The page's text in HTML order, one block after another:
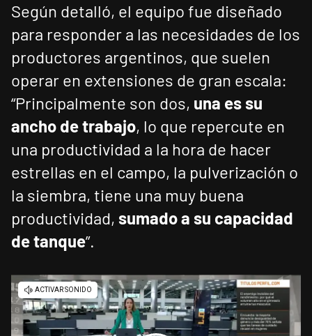
Según detalló, el equipo fue diseñado
para responder a las necesidades de los
productores argentinos, que suelen
operar en extensiones de gran escala:
“Principalmente son dos, una es su
ancho de trabajo, lo que repercute en
una productividad a la hora de hacer
estrellas en el campo, la pulverización o
la siembra, tiene una muy buena
productividad, sumado a su capacidad
de tanque”.